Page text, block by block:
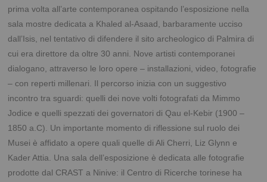
prima volta all’arte contemporanea ospitando l’esposizione nella
sala mostre dedicata a Khaled al-Asaad, barbaramente ucciso
dall’Isis, nel tentativo di difendere il sito archeologico di Palmira di
cui era direttore da oltre 30 anni. Nove artisti contemporanei
dialogano, attraverso le loro opere – installazioni, video, fotografie
– con reperti millenari. Il percorso inizia con un suggestivo
incontro tra sguardi: quelli dei nove volti fotografati da Mimmo
Jodice e quelli spezzati dei governatori di Qau el-Kebir (1900 –
1850 a.C). Un importante momento di riflessione sul ruolo dei
Musei è affidato a opere quali quelle di Ali Cherri, Liz Glynn e
Kader Attia. Una sala dell’esposizione è dedicata alle fotografie
prodotte dal CRAST a Ninive: il Centro di Ricerche torinese ha